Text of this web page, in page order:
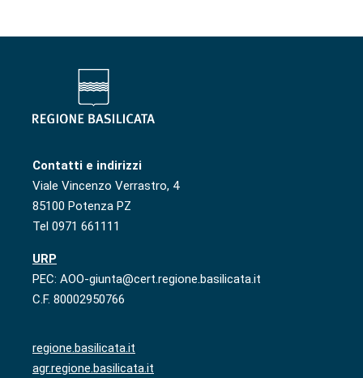
Contatti e indirizzi
Viale Vincenzo Verrastro, 4
85100 Potenza PZ
Tel 0971 661111
URP
PEC: AOO-giunta@cert.regione.basilicata.it
C.F. 80002950766
regione.basilicata.it
agr.regione.basilicata.it